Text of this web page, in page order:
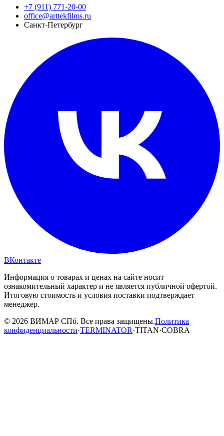
+7 (911) 771-20-00
office@arttekfilms.ru
Санкт-Петербург
ВКонтакте
Информация о товарах и ценах на сайте носит
ознакомительный характер и не является публичной офертой.
Итоговую стоимость и условия поставки подтверждает
менеджер.
© 2026 ВИМАР СПб. Все права защищены.Политика
конфиденциальности·TERMINATOR·TITAN·COBRA